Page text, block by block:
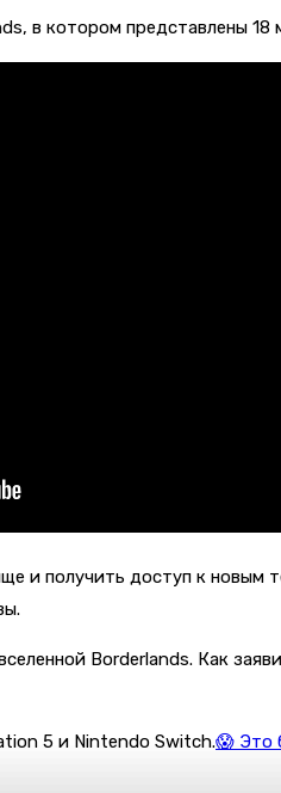
в котором представлены 18
и получить доступ к
Borderlands. Как
5 и Nintendo Switch.😱 Это